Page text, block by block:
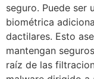
seguro. Puede ser
biométrica
dactilares. Esto
mantengan
raíz de las